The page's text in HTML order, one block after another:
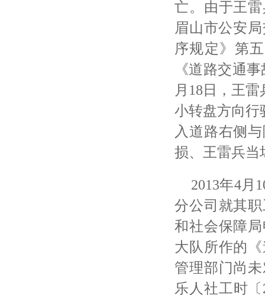
亡。由于王
眉山市公安
序规定》第
《道路交通
月18日，王
小转盘方向行
入道路右侧
损、王雷兵当
2013年4月
分公司就其
和社会保障
大队所作的
管理部门尚
乐人社工时